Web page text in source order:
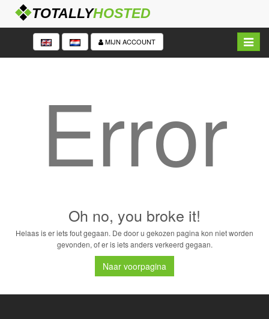
MIJN ACCOUNT
in/
Error
Oh no, you broke it!
Helaas is er iets fout gegaan. De door u gekozen pagina kon niet worden
gevonden, of er is iets anders verkeerd gegaan.
Naar voorpagina